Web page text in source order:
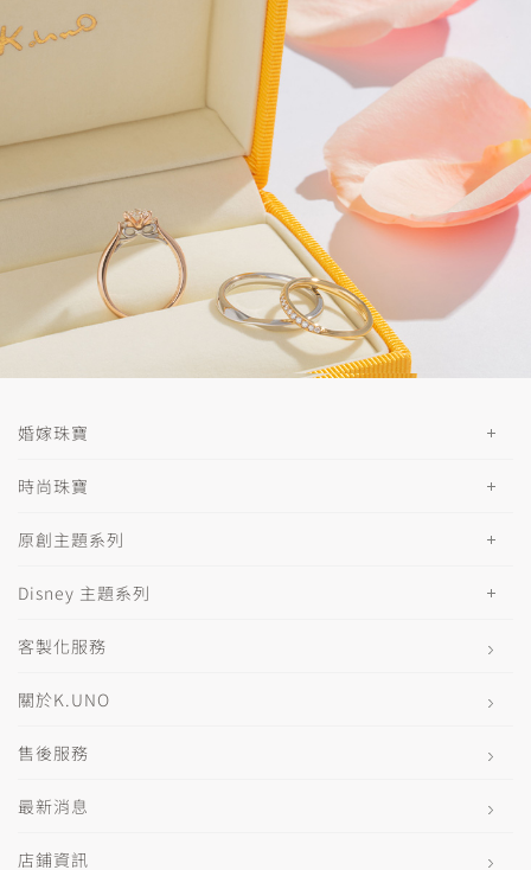
婚嫁珠寶
時尚珠寶
原創主題系列
Disney 主題系列
客製化服務
關於K.UNO
售後服務
最新消息
店鋪資訊